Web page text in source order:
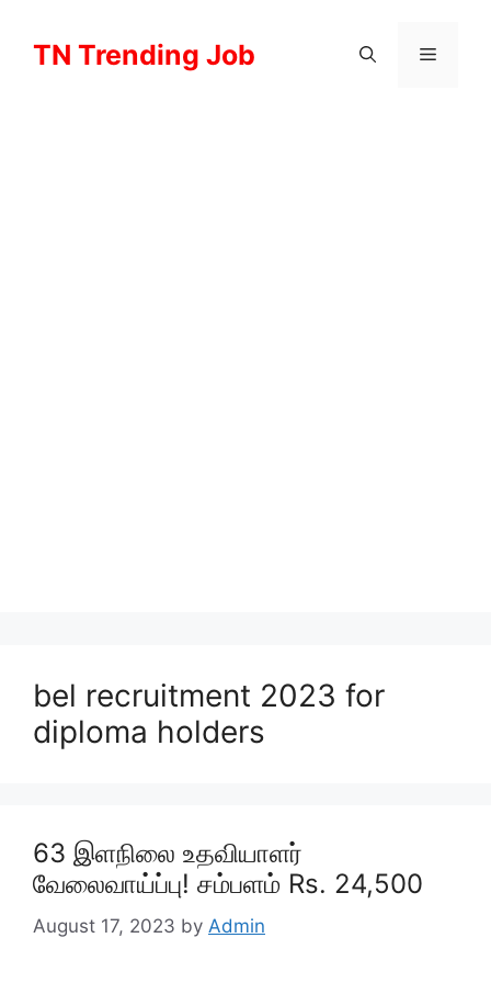
contentTN Trending Job Menu
bel recruitment 2023 for
diploma holders
63 இளநிலை உதவியாளர்
வேலைவாய்ப்பு! சம்பளம் Rs. 24,500
August 17, 2023 by Admin